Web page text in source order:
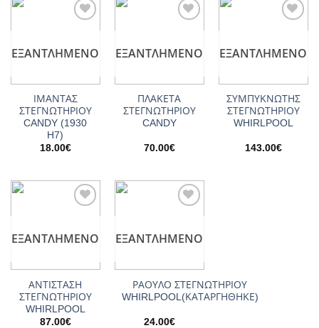
ΕΞΑΝΤΛΗΜΈΝΟ
ΙΜΑΝΤΑΣ
ΣΤΕΓΝΩΤΗΡΙΟΥ
CANDY (1930
H7)
18.00€
ΕΞΑΝΤΛΗΜΈΝΟ
ΠΛΑΚΕΤΑ
ΣΤΕΓΝΩΤΗΡΙΟΥ
CANDY
70.00€
ΕΞΑΝΤΛΗΜΈΝΟ
ΣΥΜΠΥΚΝΩΤΗΣ
ΣΤΕΓΝΩΤΗΡΙΟΥ
WHIRLPOOL
143.00€
ΕΞΑΝΤΛΗΜΈΝΟ
ΑΝΤΙΣΤΑΣΗ
ΣΤΕΓΝΩΤΗΡΙΟΥ
WHIRLPOOL
87.00€
ΕΞΑΝΤΛΗΜΈΝΟ
ΡΑΟΥΛΟ ΣΤΕΓΝΩΤΗΡΙΟΥ
WHIRLPOOL(ΚΑΤΑΡΓΗΘΗΚΕ)
24.00€